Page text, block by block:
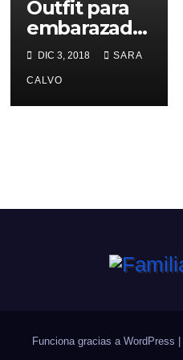
Outfit para
embarazada
s para este
invierno
DIC 3, 2018 SARA
CALVO
Funciona gracias a WordPress